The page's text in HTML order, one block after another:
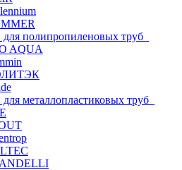
полипропиленовых труб
AQUA
металлопластиковых труб